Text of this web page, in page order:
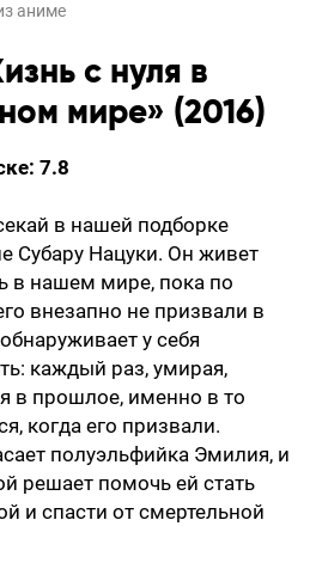
аниме
с нуля в
мире» (2016)
7.8
в нашей подборке
Субару Нацуки. Он живет
в нашем мире, пока по
внезапно не призвали в
у себя
каждый раз, умирая,
в прошлое, именно в то
когда его призвали.
полуэльфийка Эмилия, и
решает помочь ей стать
и спасти от смертельной